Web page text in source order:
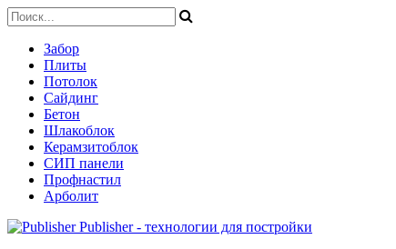
Забор
Плиты
Потолок
Сайдинг
Бетон
Шлакоблок
Керамзитоблок
СИП панели
Профнастил
Арболит
Publisher - технологии для постройки